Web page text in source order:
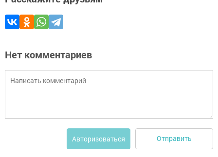
Нет комментариев
Авторизоваться Отправить